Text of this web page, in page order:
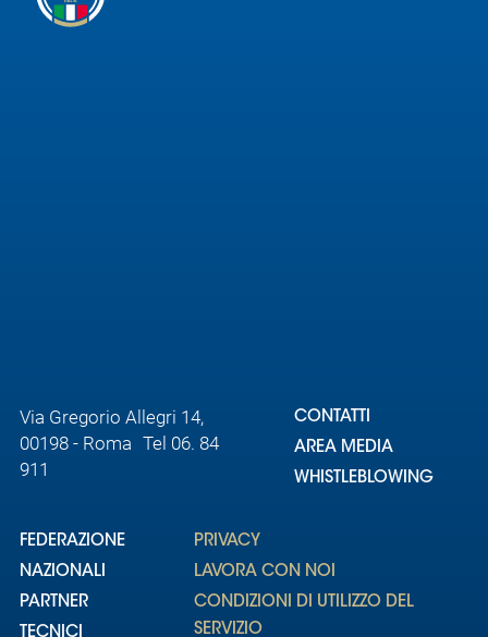
Social media
Via Gregorio Allegri 14,
00198 - Roma Tel 06. 84
911
CONTATTI
AREA MEDIA
WHISTLEBLOWING
FEDERAZIONE
NAZIONALI
PARTNER
TECNICI
PRIVACY
LAVORA CON NOI
CONDIZIONI DI UTILIZZO DEL
SERVIZIO